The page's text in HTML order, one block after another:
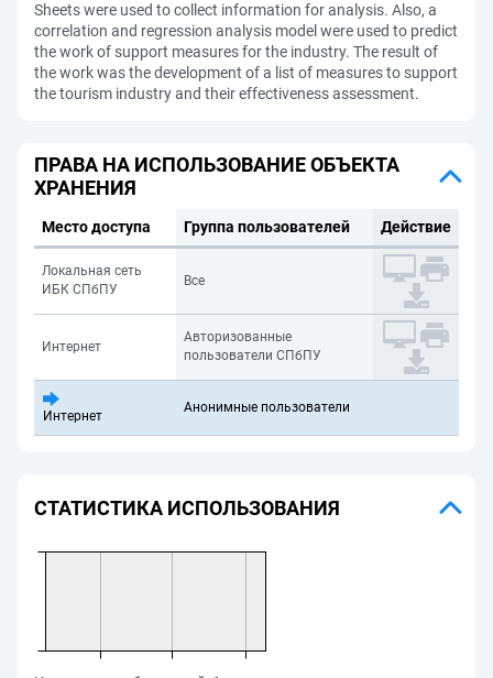
Sheets were used to collect information for analysis. Also, a
correlation and regression analysis model were used to predict
the work of support measures for the industry. The result of
the work was the development of a list of measures to support
the tourism industry and their effectiveness assessment.
ПРАВА НА ИСПОЛЬЗОВАНИЕ ОБЪЕКТА
ХРАНЕНИЯ
Место доступа Группа пользователей Действие
Локальная сеть
ИБК СПбПУ
Все
Интернет
Авторизованные
пользователи СПбПУ
Интернет
Анонимные пользователи
СТАТИСТИКА ИСПОЛЬЗОВАНИЯ